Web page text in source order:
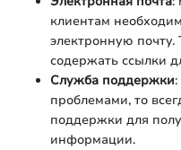
клиентам
электронную почту.
содержать ссылки
Служба поддержки
проблемами, то
поддержки для
информации.